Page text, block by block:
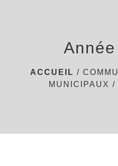
ACCUEIL /
MUNICIPAUX /